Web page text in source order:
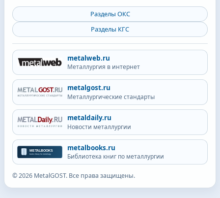
Разделы ОКС
Разделы КГС
metalweb.ru
Металлургия в интернет
metalgost.ru
Металлургические стандарты
metaldaily.ru
Новости металлургии
metalbooks.ru
Библиотека книг по металлургии
©2026 MetalGOST. Все права защищены.